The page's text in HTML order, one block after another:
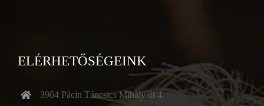
ELÉRHETŐSÉGEINK
3964 Pácin Táncsics Mihály út 4.